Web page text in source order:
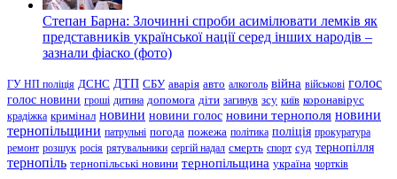
Степан Барна: Злочинні спроби асимілювати лемків як
представників української нації серед інших народів –
зазнали фіаско (фото)
ГУ НП поліція ДСНС ДТП СБУ аварія авто алкоголь війна військові голос
голос новини гроші дитина допомога діти загинув зсу київ коронавірус
крадіжка кримінал новини новини голос новини тернополя новини
тернопільщини патрульні погода пожежа політика поліція прокуратура
ремонт розшук росія рятувальники сергій надал смерть спорт суд тернопілля
тернопіль тернопільські новини тернопільщина україна чортків